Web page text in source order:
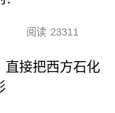
阅读 23311
直接把西方石化